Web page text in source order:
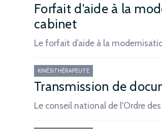
Forfait d’aide à la
cabinet
Le forfait d’aide à la
KINÉSITHÉRAPEUTE
Transmission de
Le conseil national de l'Ordre